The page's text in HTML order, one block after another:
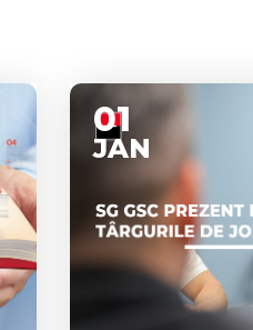
01
JAN